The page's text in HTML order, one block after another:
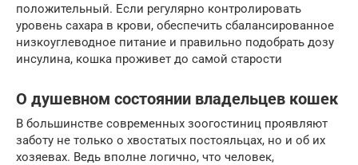
положительный. Если регулярно контролировать
уровень сахара в крови, обеспечить сбалансированное
низкоуглеводное питание и правильно подобрать дозу
инсулина, кошка проживет до самой старости
О душевном состоянии владельцев кошек
В большинстве современных зоогостиниц проявляют
заботу не только о хвостатых постояльцах, но и об их
хозяевах. Ведь вполне логично, что человек,